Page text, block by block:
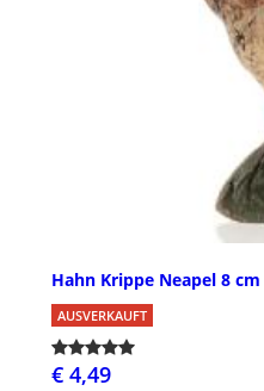
Hahn Krippe Neapel 8 cm
AUSVERKAUFT
€ 4,49